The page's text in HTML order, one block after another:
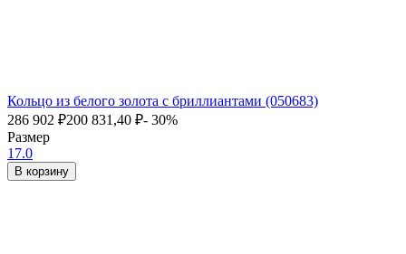
Кольцо из белого золота с бриллиантами (050683)
286 902 ₽200 831,40 ₽- 30%
Размер
17.0
В корзину